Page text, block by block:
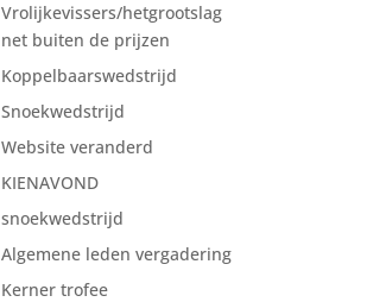
Vrolijkevissers/hetgrootslag
net buiten de prijzen
Koppelbaarswedstrijd
Snoekwedstrijd
Website veranderd
KIENAVOND
snoekwedstrijd
Algemene leden vergadering
Kerner trofee